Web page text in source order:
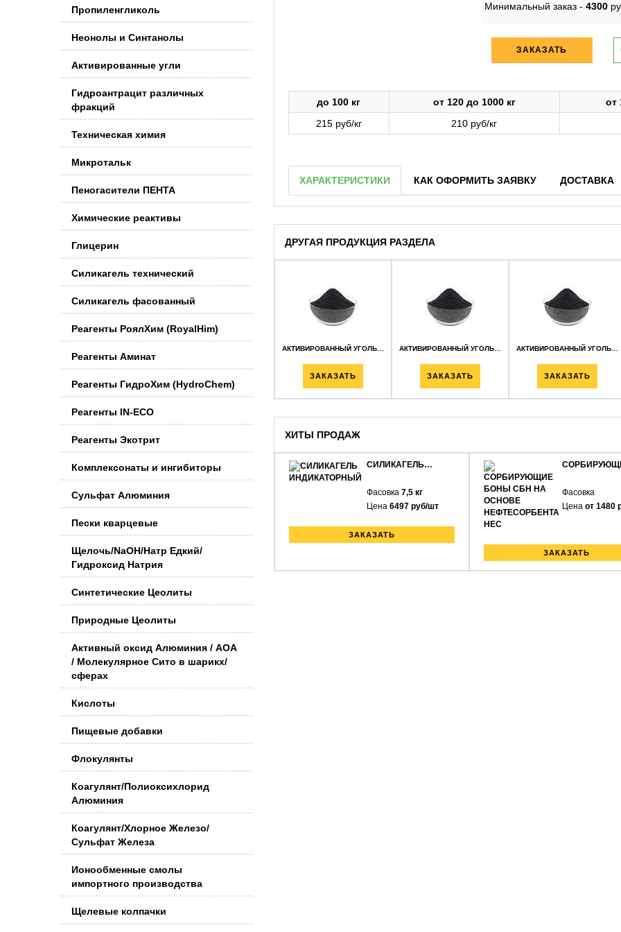
Пропиленгликоль
Неонолы и Синтанолы
Активированные угли
Гидроантрацит различных
фракций
Техническая химия
Микротальк
Пеногасители ПЕНТА
Химические реактивы
Глицерин
Силикагель технический
Силикагель фасованный
Реагенты РоялХим (RoyalHim)
Реагенты Аминат
Реагенты ГидроХим (HydroChem)
Реагенты IN-ECO
Реагенты Экотрит
Комплексонаты и ингибиторы
Сульфат Алюминия
Пески кварцевые
Щелочь/NaOH/Натр Едкий/
Гидроксид Натрия
Синтетические Цеолиты
Природные Цеолиты
Активный оксид Алюминия / АОА
/ Молекулярное Сито в шарикх/
сферах
Кислоты
Пищевые добавки
Флокулянты
Коагулянт/Полиоксихлорид
Алюминия
Коагулянт/Хлорное Железо/
Сульфат Железа
Ионообменные смолы
импортного производства
Щелевые колпачки
Минимальный заказ - 4300
ЗАКАЗАТЬ
до 100 кг от 120 до 1000 кг
от
215 руб/кг
210 руб/кг
ХАРАКТЕРИСТИКИ КАК ОФОРМИТЬ ЗАЯВКУ ДОСТАВКА
ДРУГАЯ ПРОДУКЦИЯ РАЗДЕЛА
АКТИВИРОВАННЫЙ УГОЛЬ…
ЗАКАЗАТЬ
АКТИВИРОВАННЫЙ УГОЛЬ…
ЗАКАЗАТЬ
АКТИВИРОВАННЫЙ УГОЛЬ…
ЗАКАЗАТЬ
ХИТЫ ПРОДАЖ
СИЛИКАГЕЛЬ…
Фасовка 7,5 кг
Цена 6497 руб/шт
ЗАКАЗАТЬ
Фасовка
Цена от 1480
ЗАКАЗАТЬ